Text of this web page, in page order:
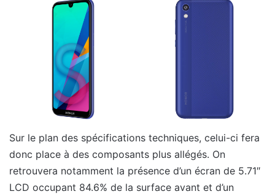
Sur le plan des spécifications techniques, celui-ci fera
donc place à des composants plus allégés. On
retrouvera notamment la présence d’un écran de 5.71″
LCD occupant 84.6% de la surface avant et d’un